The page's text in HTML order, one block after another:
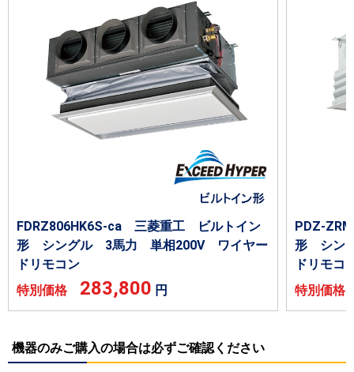
FDRZ806HK6S-ca 三菱重工 ビルトイン
形 シングル 3馬力 単相200V ワイヤー
ドリモコン
特別価格 283,800 円
PDZ-
形 シン
ドリモコ
特別価
機器のみご購入の場合は必ずご確認ください